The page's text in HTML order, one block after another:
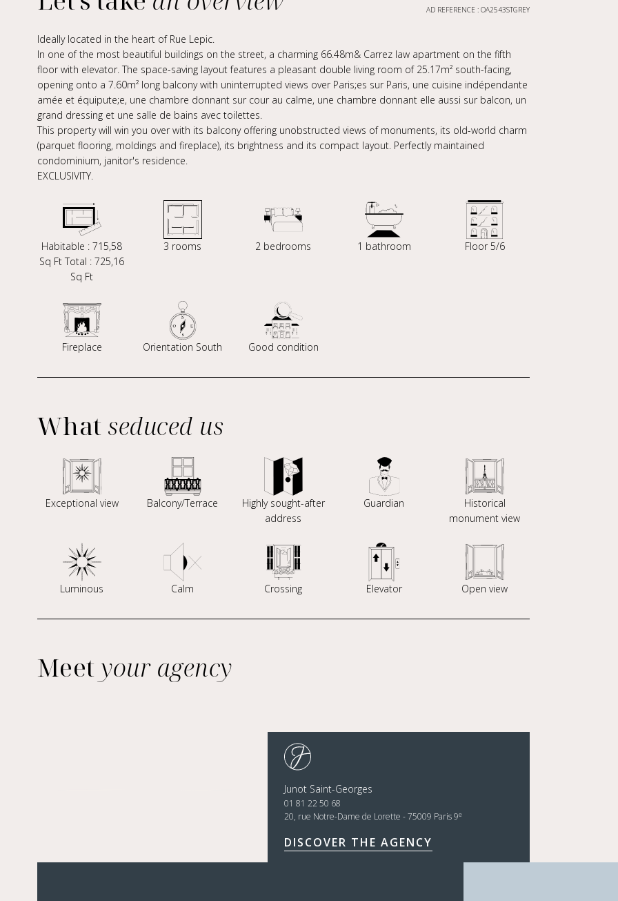
AD REFERENCE : OA2543STGREY
Ideally located in the heart of Rue Lepic.
In one of the most beautiful buildings on the street, a charming 66.48m& Carrez law apartment on the fifth
floor with elevator. The space-saving layout features a pleasant double living room of 25.17m² south-facing,
opening onto a 7.60m² long balcony with uninterrupted views over Paris;es sur Paris, une cuisine indépendante
amée et équipute;e, une chambre donnant sur cour au calme, une chambre donnant elle aussi sur balcon, un
grand dressing et une salle de bains avec toilettes.
This property will win you over with its balcony offering unobstructed views of monuments, its old-world charm
(parquet flooring, moldings and fireplace), its brightness and its compact layout. Perfectly maintained
condominium, janitor's residence.
EXCLUSIVITY.
Habitable : 715,58
Sq Ft Total : 725,16
Sq Ft
3 rooms 2 bedrooms 1 bathroom Floor 5/6
Fireplace Orientation South Good condition
What seduced us
Exceptional view Balcony/Terrace
Highly sought-after
address
Guardian
Historical
monument view
Luminous Calm Crossing Elevator Open view
Meetyour agency
Junot Saint-Georges
01 81 22 50 68
20, rue Notre-Dame de Lorette - 75009 Paris 9e
DISCOVER THE AGENCY